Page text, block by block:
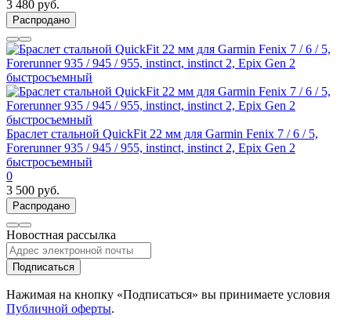
3 480 руб.
Распродано
Браслет стальной QuickFit 22 мм для Garmin Fenix 7 / 6 / 5,
Forerunner 935 / 945 / 955, instinct, instinct 2, Epix Gen 2
быстросъемный
0
3 500 руб.
Распродано
Новостная рассылка
Подписаться
Нажимая на кнопку «Подписаться» вы принимаете условия
Публичной оферты.